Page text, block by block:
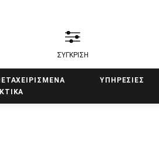
ΣΥΓΚΡΙΣΗ
ΥΠΗΡΕΣΙΕΣ